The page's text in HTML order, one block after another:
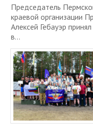
Председатель
краевой организации
Алексей Гебауэр
в...